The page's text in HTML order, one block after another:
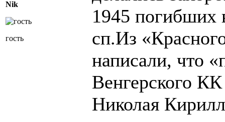
Nik
гость
1945 погибших
сп.Из
написали, что
Венгерского
Николая